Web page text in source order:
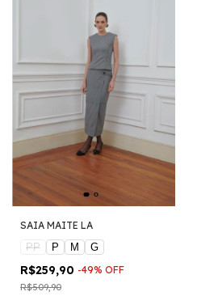
SAIA MAITE LA
PP
P M G
R$259,90 -49% OFF
R$509,90